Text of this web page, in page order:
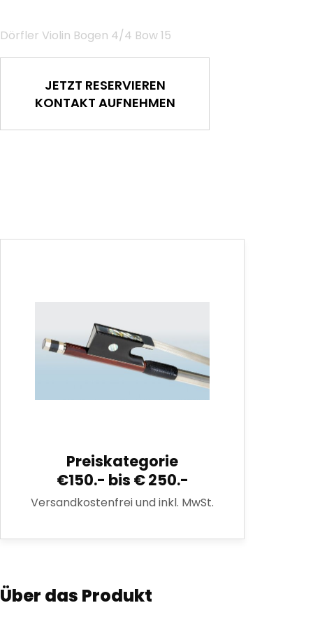
Dörfler Violin Bogen 4/4 Bow 15
JETZT RESERVIEREN
KONTAKT AUFNEHMEN
Preiskategorie
€150.- bis € 250.-
Versandkostenfrei und inkl. MwSt.
Über das Produkt